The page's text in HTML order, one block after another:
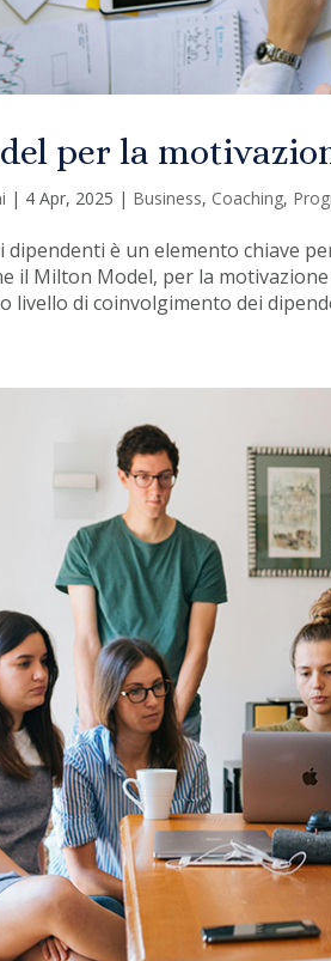
per la
| 4 Apr, 2025 | Business, Coaching,
dipendenti è un elemento chiave
il Milton Model, per la
livello di coinvolgimento dei